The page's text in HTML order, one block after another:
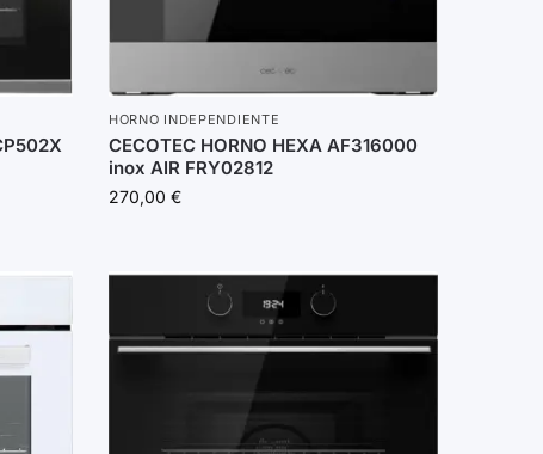
HORNO INDEPENDIENTE
CECOTEC HORNO HEXA AF316000
inox AIR FRY02812
270,00€